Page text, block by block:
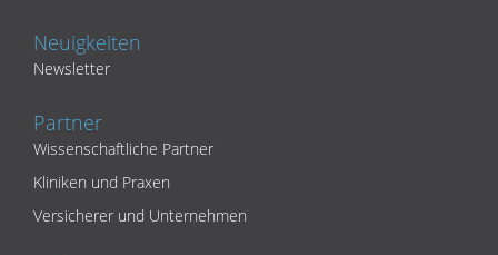
Neuigkeiten
Newsletter
Partner
Wissenschaftliche Partner
Kliniken und Praxen
Versicherer und Unternehmen